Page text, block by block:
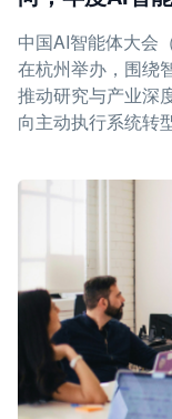
中国AI智能体大会
在杭州举办，围绕
推动研究与产业深
向主动执行系统转